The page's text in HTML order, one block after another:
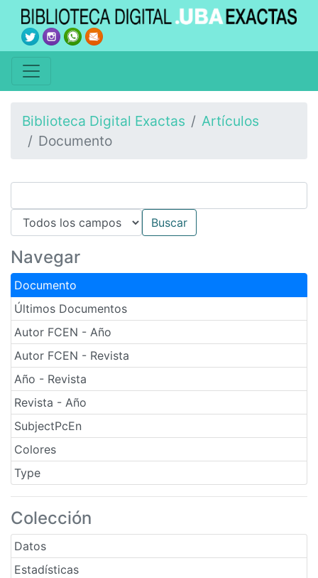
Biblioteca Digital Exactas
Artículos
Documento
Navegar
Documento
Últimos Documentos
Autor FCEN - Año
Autor FCEN - Revista
Año - Revista
Revista - Año
SubjectPcEn
Colores
Type
Colección
Datos
Estadísticas